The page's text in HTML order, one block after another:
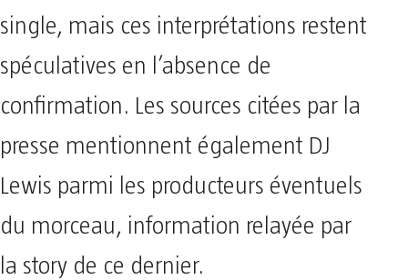
single, mais ces interprétations restent
spéculatives en l’absence de
confirmation. Les sources citées par la
presse mentionnent également DJ
Lewis parmi les producteurs éventuels
du morceau, information relayée par
la story de ce dernier.